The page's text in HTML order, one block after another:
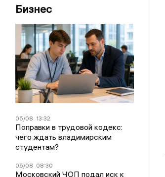
Бизнес
05/08 13:32
Поправки в трудовой кодекс:
чего ждать владимирским
студентам?
05/08 08:30
Московский ЧОП подал иск к